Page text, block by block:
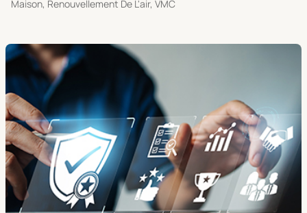
Maison, Renouvellement De L'air, VMC